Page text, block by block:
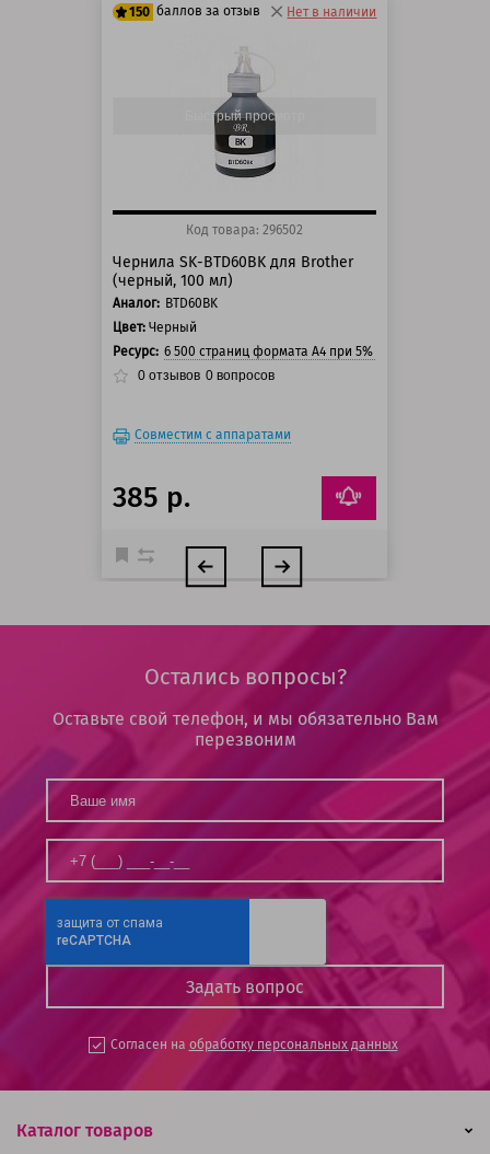
150 баллов за отзыв Нет в наличии
Быстрый просмотр
Код товара: 296502
Чернила SK-BTD60BK для Brother
(черный, 100 мл)
Аналог: BTD60BK
Цвет: Черный
Ресурс: 6 500 страниц формата А4 при 5% заполнении
0 отзывов 0 вопросов
Совместим с аппаратами
385 р.
Остались вопросы?
Оставьте свой телефон, и мы обязательно Вам
перезвоним
Согласен на обработку персональных данных
Каталог товаров